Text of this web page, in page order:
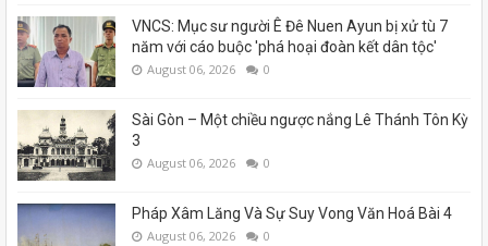
VNCS: Mục sư người Ê Đê Nuen Ayun bị xử tù 7
năm với cáo buộc 'phá hoại đoàn kết dân tộc'
August 06, 2026 0
Sài Gòn – Một chiều ngược nắng Lê Thánh Tôn Kỳ
3
August 06, 2026 0
Pháp Xâm Lăng Và Sự Suy Vong Văn Hoá Bài 4
August 06, 2026 0